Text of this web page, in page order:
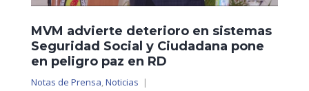
MVM advierte deterioro en sistemas
Seguridad Social y Ciudadana pone
en peligro paz en RD
Notas de Prensa,Noticias |